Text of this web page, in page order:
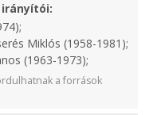
irányítói:
Miklós (1958-1981);
(1963-1973);
a források